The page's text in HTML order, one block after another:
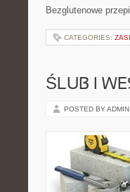
Bezglutenowe
CATEGORIES:
ŚLUB I
POSTED BY ADMIN